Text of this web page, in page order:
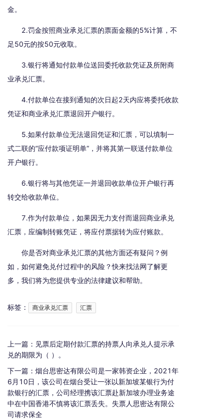
金。
2.罚金按照商业承兑汇票的票面金额的5%计算，不
足50元的按50元收取。
3.银行将通知付款单位送回委托收款凭证及所附商
业承兑汇票。
4.付款单位在接到通知的次日起2天内应将委托收款
凭证和商业承兑汇票退回开户银行。
5.如果付款单位无法退回凭证和汇票，可以填制一
式二联的“应付款项证明单”，并将其第一联送付款单位
开户银行。
6.银行将与其他凭证一并退回收款单位开户银行再
转交给收款单位。
7.作为付款单位，如果因无力支付而退回商业承兑
汇票，应编制转账凭证，将应付票据转为应付账款。
你是否对商业承兑汇票的其他方面还有疑问？例
如，如何避免兑付过程中的风险？快来找法网了解更
多，我们将为您提供专业的法律建议和帮助。
标签： 商业承兑汇票 汇票
上一篇： 见票后定期付款汇票的持票人向承兑人提示承
兑的期限为（ ）。
下一篇： 烟台思密达有限公司是一家韩资企业，2021年
6月10日，该公司在烟台受让一张以新加坡某银行为付
款银行的汇票，公司经理携该汇票赴新加坡办理业务途
中在中国香港不慎将该汇票丢失。失票人思密达有限公
司请求保全